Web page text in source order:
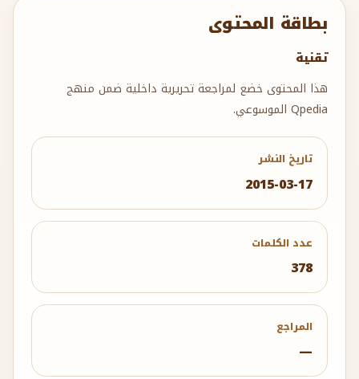
بطاقة المحتوى
تقنية
هذا المحتوى خضع لمراجعة تحريرية داخلية ضمن منهج
Qpedia الموسوعي.
تاريخ النشر
2015-03-17
عدد الكلمات
378
المراجع
—